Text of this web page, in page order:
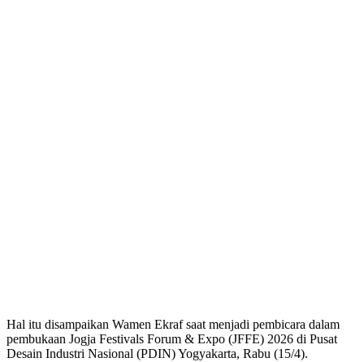
Hal itu disampaikan Wamen Ekraf saat menjadi pembicara dalam
pembukaan Jogja Festivals Forum & Expo (JFFE) 2026 di Pusat
Desain Industri Nasional (PDIN) Yogyakarta, Rabu (15/4).